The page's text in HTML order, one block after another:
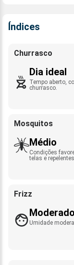
Índices
Churrasco
Dia ideal
Tempo aberto,
churrasco.
Mosquitos
Médio
Condições
telas e
Frizz
Moderado
Umidade